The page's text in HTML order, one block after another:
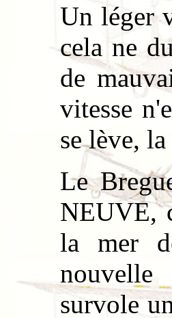
Un léger
cela ne
de
vitesse
se lève,
Le
NEUVE,
la mer
nouvelle
survole